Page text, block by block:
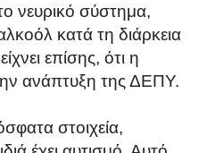
νευρικό σύστημα,
κατά τη διάρκεια
επίσης, ότι η
ανάπτυξη της ΔΕΠΥ.
στοιχεία,